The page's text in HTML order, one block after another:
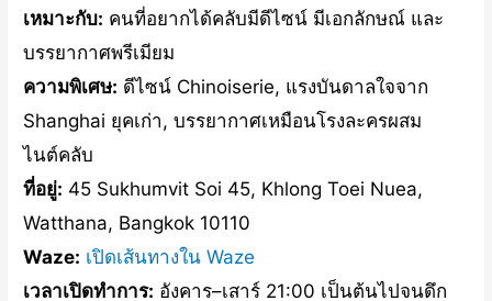
เหมาะกับ: คนที่อยากได้คลับมีดีไซน์ มีเอกลักษณ์ และ
บรรยากาศพรีเมียม
ความพิเศษ: ดีไซน์ Chinoiserie, แรงบันดาลใจจาก
Shanghai ยุคเก่า, บรรยากาศเหมือนโรงละครผสม
ไนต์คลับ
ที่อยู่: 45 Sukhumvit Soi 45, Khlong Toei Nuea,
Watthana, Bangkok 10110
Waze: เปิดเส้นทางใน Waze
เวลาเปิดทำการ: อังคาร–เสาร์ 21:00 เป็นต้นไปจนดึก